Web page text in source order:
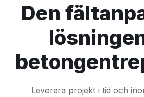
Den
Leverera projekt i tid och